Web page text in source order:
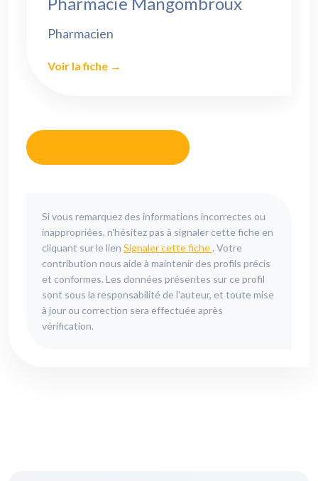
Pharmacien
Voir la fiche →
Si vous remarquez des informations incorrectes ou
inappropriées, n'hésitez pas à signaler cette fiche en
cliquant sur le lien Signaler cette fiche . Votre
contribution nous aide à maintenir des profils précis
et conformes. Les données présentes sur ce profil
sont sous la responsabilité de l'auteur, et toute mise
à jour ou correction sera effectuée après
vérification.